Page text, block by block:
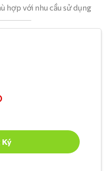
hợp với nhu cầu sử dụng